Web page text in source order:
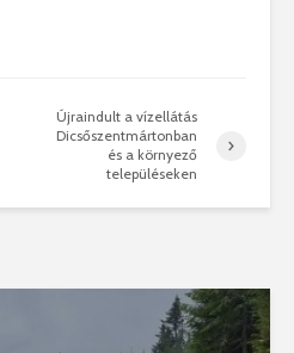
Újraindult a vízellátás
Dicsőszentmártonban
és a környező
településeken